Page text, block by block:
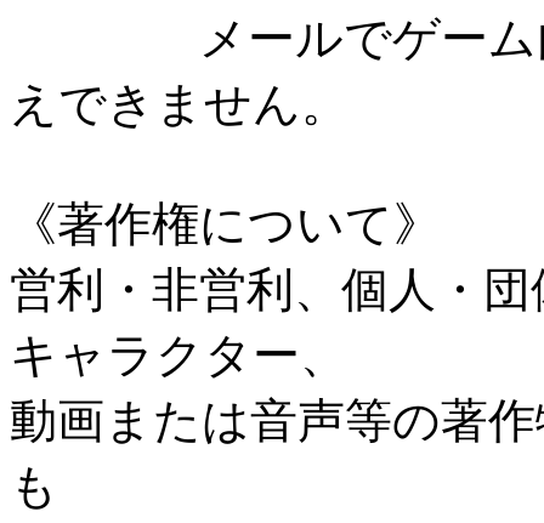
メールでゲーム内
えできません。
《著作権について》
営利・非営利、個人・
キャラクター、
動画または音声等の著
も